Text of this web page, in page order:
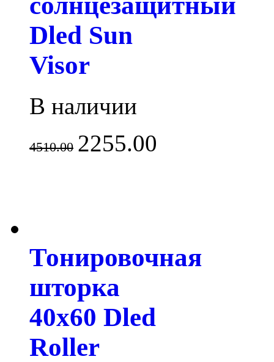
Dled Sun
Visor
В наличии
4510.00 2255.00
Тонировочная
шторка
40х60 Dled
Roller